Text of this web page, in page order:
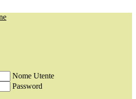
Nome Utente
Password